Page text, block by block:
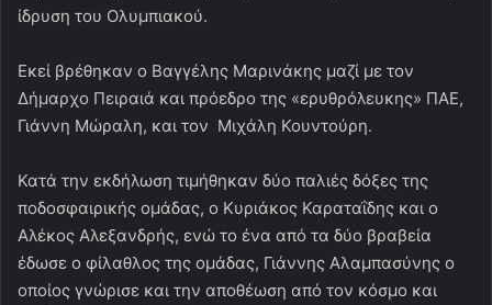
ίδρυση του Ολυμπιακού.
Εκεί βρέθηκαν ο Βαγγέλης Μαρινάκης μαζί με τον
Δήμαρχο Πειραιά και πρόεδρο της «ερυθρόλευκης» ΠΑΕ,
Γιάννη Μώραλη, και τον Μιχάλη Κουντούρη.
Κατά την εκδήλωση τιμήθηκαν δύο παλιές δόξες της
ποδοσφαιρικής ομάδας, ο Κυριάκος Καραταΐδης και ο
Αλέκος Αλεξανδρής, ενώ το ένα από τα δύο βραβεία
έδωσε ο φίλαθλος της ομάδας, Γιάννης Αλαμπασύνης ο
οποίος γνώρισε και την αποθέωση από τον κόσμο και